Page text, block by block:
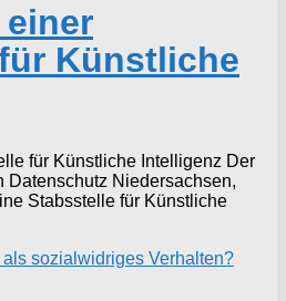
Künstliche
für Künstliche Intelligenz Der
Datenschutz Niedersachsen,
Stabsstelle für Künstliche